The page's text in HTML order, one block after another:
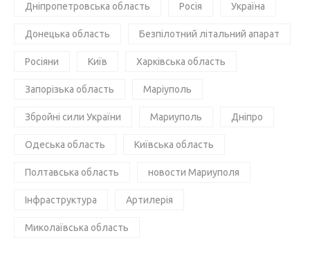
Дніпропетровська область Росія Україна
Донецька область Безпілотний літальний апарат
Росіяни Київ Харківська область
Запорізька область Маріуполь
Збройні сили України Мариуполь Дніпро
Одеська область Київська область
Полтавська область новости Мариуполя
Інфраструктура Артилерія
Миколаївська область